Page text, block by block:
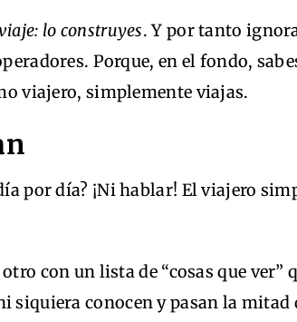
lo construyes. Y por tanto
Porque, en el fondo,
viajero, simplemente viajas.
por día? ¡Ni hablar! El viajero
con un lista de “cosas que ver”
siquiera conocen y pasan la mitad